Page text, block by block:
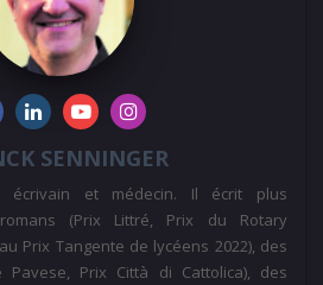
SENNINGER
écrivain et médecin. Il écrit plus
(Prix Littré, Prix du Rotary
Prix Tangente de lycéens 2022), des
Pavese, Prix Città di Cattolica), des